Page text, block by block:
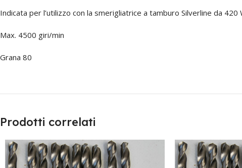
Indicata per l’utilizzo con la smerigliatrice a tamburo Silverline da 420
Max. 4500 giri/min
Grana 80
Prodotti correlati